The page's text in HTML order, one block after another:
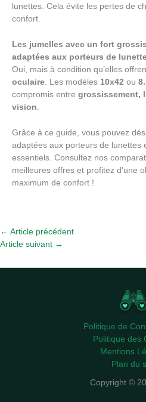
lunettes. Cela évite les pertes de
confort.
Les jumelles avec un fort
adaptées aux porteurs de
Oui, mais à condition qu’elles
oculaire . Les modèles 10x42 ou
compromis entre grossissement,
vision
Grâce à ce guide, vous pouvez
adaptées aux porteurs de lunettes
essentiels. Consultez nos
meilleures offres et profitez d’une
maximum de confort !
← Article précédent
Article suivant →
Politique de
Politique des
Mentions
Plan du
Copyright ©